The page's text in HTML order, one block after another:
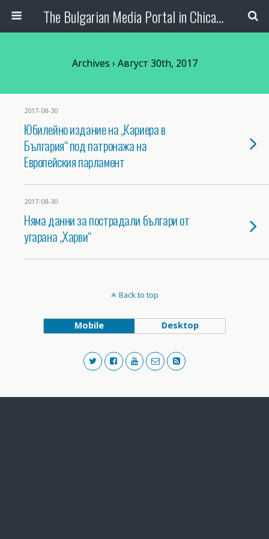
The Bulgarian Media Portal in Chicago
Archives › Август 30th, 2017
2017-08-30
Юбилейно издание на „Кариера в
България“ под патронажа на
Европейския парламент
2017-08-30
Няма данни за пострадали българи от
угарана „Харви“
Back to top
Mobile Desktop